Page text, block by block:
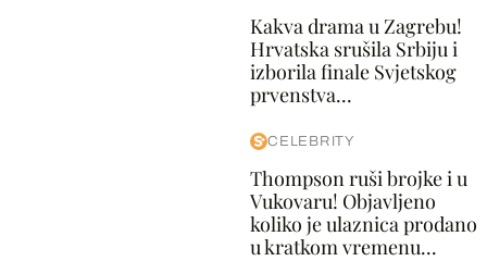
Kakva drama u Zagrebu!
Hrvatska srušila Srbiju i
izborila finale Svjetskog
prvenstva...
CELEBRITY
Thompson ruši brojke i u
Vukovaru! Objavljeno
koliko je ulaznica prodano
u kratkom vremenu...